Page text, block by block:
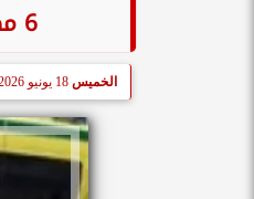
6 مصابين في انقلاب سيارة ربع نقل علي الطريق الصحراوي الشرقي بقنا
الخميس 18 يونيو 2026